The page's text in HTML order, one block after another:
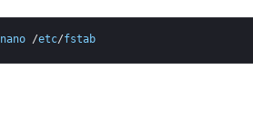
nano /etc/fstab